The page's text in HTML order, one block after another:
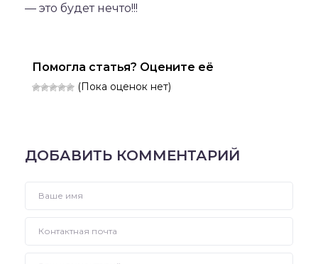
— это будет нечто!!!
Помогла статья? Оцените её
(Пока оценок нет)
ДОБАВИТЬ КОММЕНТАРИЙ